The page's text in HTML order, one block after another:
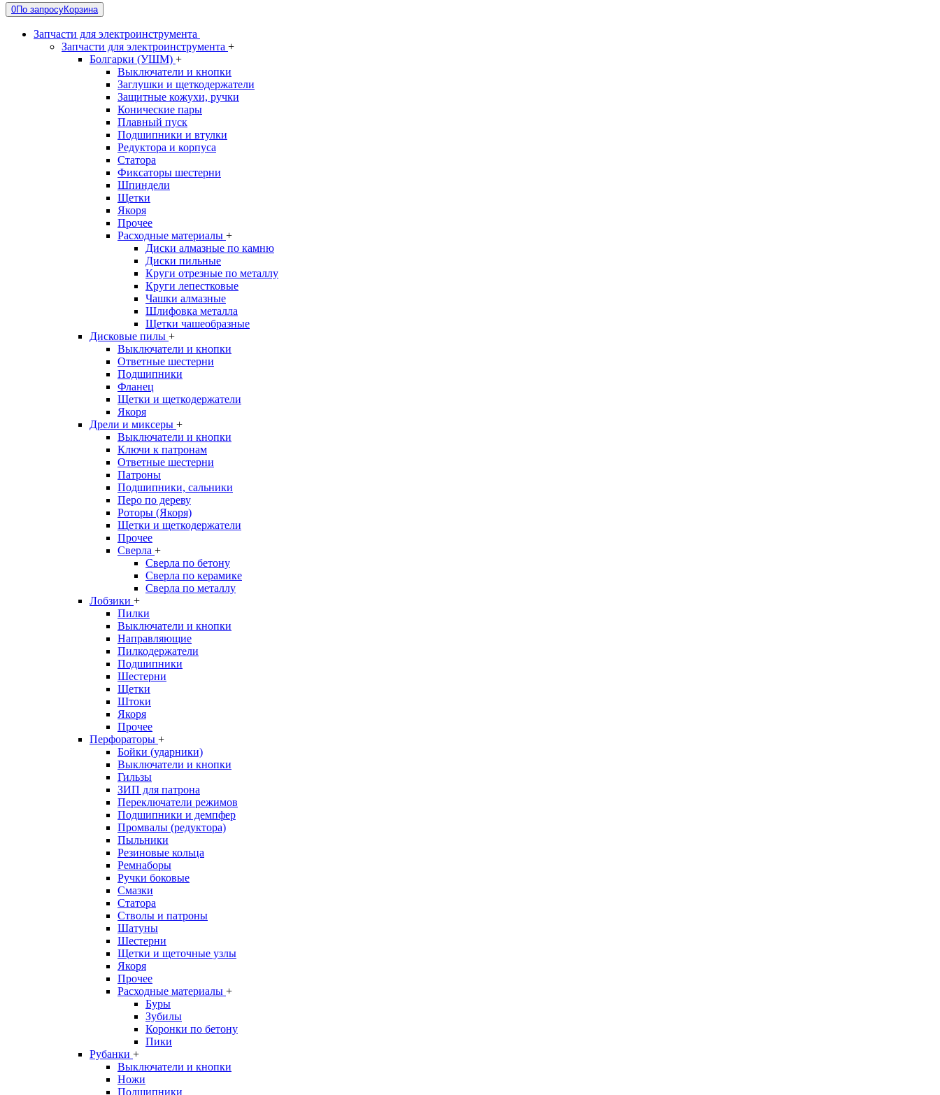
0По запросуКорзина
Запчасти для электроинструмента
Запчасти для электроинструмента +
Болгарки (УШМ) +
Выключатели и кнопки
Заглушки и щеткодержатели
Защитные кожухи, ручки
Конические пары
Плавный пуск
Подшипники и втулки
Редуктора и корпуса
Статора
Фиксаторы шестерни
Шпиндели
Щетки
Якоря
Прочее
Расходные материалы +
Диски алмазные по камню
Диски пильные
Круги отрезные по металлу
Круги лепестковые
Чашки алмазные
Шлифовка металла
Щетки чашеобразные
Дисковые пилы +
Выключатели и кнопки
Ответные шестерни
Подшипники
Фланец
Щетки и щеткодержатели
Якоря
Дрели и миксеры +
Выключатели и кнопки
Ключи к патронам
Ответные шестерни
Патроны
Подшипники, сальники
Перо по дереву
Роторы (Якоря)
Щетки и щеткодержатели
Прочее
Сверла +
Сверла по бетону
Сверла по керамике
Сверла по металлу
Лобзики +
Пилки
Выключатели и кнопки
Направляющие
Пилкодержатели
Подшипники
Шестерни
Щетки
Штоки
Якоря
Прочее
Перфораторы +
Бойки (ударники)
Выключатели и кнопки
Гильзы
ЗИП для патрона
Переключатели режимов
Подшипники и демпфер
Промвалы (редуктора)
Пыльники
Резиновые кольца
Ремнаборы
Ручки боковые
Смазки
Статора
Стволы и патроны
Шатуны
Шестерни
Щетки и щеточные узлы
Якоря
Прочее
Расходные материалы +
Буры
Зубилы
Коронки по бетону
Пики
Рубанки +
Выключатели и кнопки
Ножи
Подшипники